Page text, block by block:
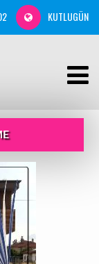
KUTLUGÜN